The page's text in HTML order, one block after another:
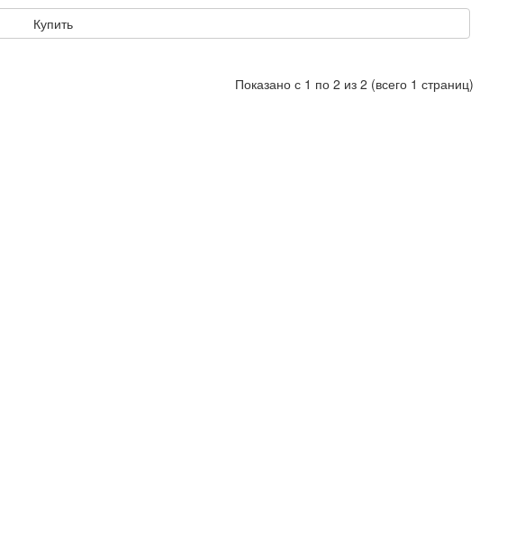
Купить
Показано с 1 по 2 из 2 (всего 1 страниц)